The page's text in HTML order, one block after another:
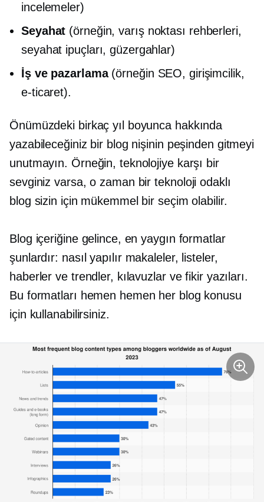
incelemeler)
Seyahat (örneğin, varış noktası rehberleri,
seyahat ipuçları, güzergahlar)
İş ve pazarlama(örneğin SEO, girişimcilik,
e-ticaret).
Önümüzdeki birkaç yıl boyunca hakkında
yazabileceğiniz bir blog nişinin peşinden gitmeyi
unutmayın. Örneğin, teknolojiye karşı bir
sevginiz varsa, o zaman birteknoloji odaklı
blog sizin için mükemmel bir seçim olabilir.
Blog içeriğine gelince, en yaygın formatlar
şunlardır: nasıl yapılırmakaleler, listeler,
haberler ve trendler, kılavuzlar ve fikir yazıları.
Bu formatları hemen hemen her blog konusu
için kullanabilirsiniz.